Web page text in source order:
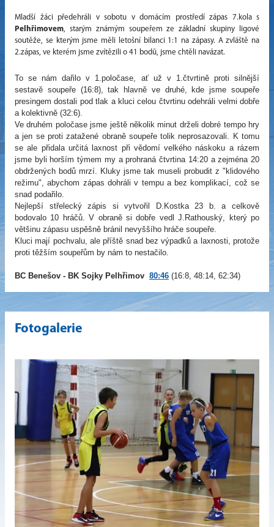
Mladší žáci předehráli v sobotu v domácím prostředí zápas 7.kola s
Pelhřimovem, starým známým soupeřem ze základní skupiny ligové
soutěže, se kterým jsme měli letošní bilanci 1:1 na zápasy. A zvláště na
2.zápas, ve kterém jsme zvítězili o 41 bodů, jsme chtěli navázat.
To se nám dařilo v 1.poločase, ať už v 1.čtvrtině proti silnější
sestavě soupeře (16:8), tak hlavně ve druhé, kde jsme soupeře
presingem dostali pod tlak a kluci celou čtvrtinu odehráli velmi dobře
a kolektivně (32:6).
Ve druhém poločase jsme ještě několik minut drželi dobré tempo hry
a jen se proti zatažené obraně soupeře tolik neprosazovali. K tomu
se ale přidala určitá laxnost při vědomí velkého náskoku a rázem
jsme byli horším týmem my a prohraná čtvrtina 14:20 a zejména 20
obdržených bodů mrzí. Kluky jsme tak museli probudit z "klidového
režimu", abychom zápas dohráli v tempu a bez komplikací, což se
snad podařilo.
Nejlepší střelecký zápis si vytvořil D.Kostka 23 b. a celkově
bodovalo 10 hráčů. V obraně si dobře vedl J.Rathouský, který po
většinu zápasu uspěšně bránil nevyššího hráče soupeře.
Kluci mají pochvalu, ale příště snad bez výpadků a laxnosti, protože
proti těžším soupeřům by nám to nestačilo.
BC Benešov - BK Sojky Pelhřimov 80:46 (16:8, 48:14, 62:34)
Fotogalerie